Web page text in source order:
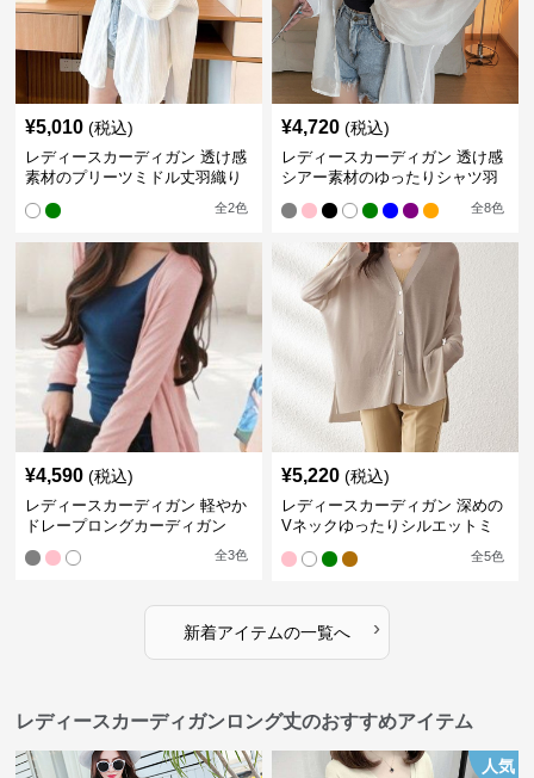
¥5,010 (税込)
レディースカーディガン 透け感
素材のプリーツミドル丈羽織り
全2色
¥4,720 (税込)
レディースカーディガン 透け感
シアー素材のゆったりシャツ羽
全8色
¥4,590 (税込)
レディースカーディガン 軽やか
ドレープロングカーディガン
全3色
¥5,220 (税込)
レディースカーディガン 深めの
Vネックゆったりシルエットミ
全5色
新着アイテムの一覧へ ›
レディースカーディガンロング丈のおすすめアイテム
人気